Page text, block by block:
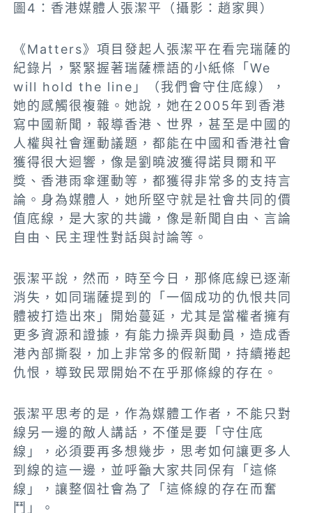
圖4：香港媒體人張潔平（攝影：趙家興）
《Matters》項目發起人張潔平在看完瑞薩的
紀錄片，緊緊握著瑞薩標語的小紙條「We
will hold the line」（我們會守住底線），
她的感觸很複雜。她說，她在2005年到香港
寫中國新聞，報導香港、世界，甚至是中國的
人權與社會運動議題，都能在中國和香港社會
獲得很大迴響，像是劉曉波獲得諾貝爾和平
獎、香港雨傘運動等，都獲得非常多的支持言
論。身為媒體人，她所堅守就是社會共同的價
值底線，是大家的共識，像是新聞自由、言論
自由、民主理性對話與討論等。
張潔平說，然而，時至今日，那條底線已逐漸
消失，如同瑞薩提到的「一個成功的仇恨共同
體被打造出來」開始蔓延，尤其是當權者擁有
更多資源和證據，有能力操弄與動員，造成香
港內部撕裂，加上非常多的假新聞，持續捲起
仇恨，導致民眾開始不在乎那條線的存在。
張潔平思考的是，作為媒體工作者，不能只對
線另一邊的敵人講話，不僅是要「守住底
線」，必須要再多想幾步，思考如何讓更多人
到線的這一邊，並呼籲大家共同保有「這條
線」，讓整個社會為了「這條線的存在而奮
鬥」。